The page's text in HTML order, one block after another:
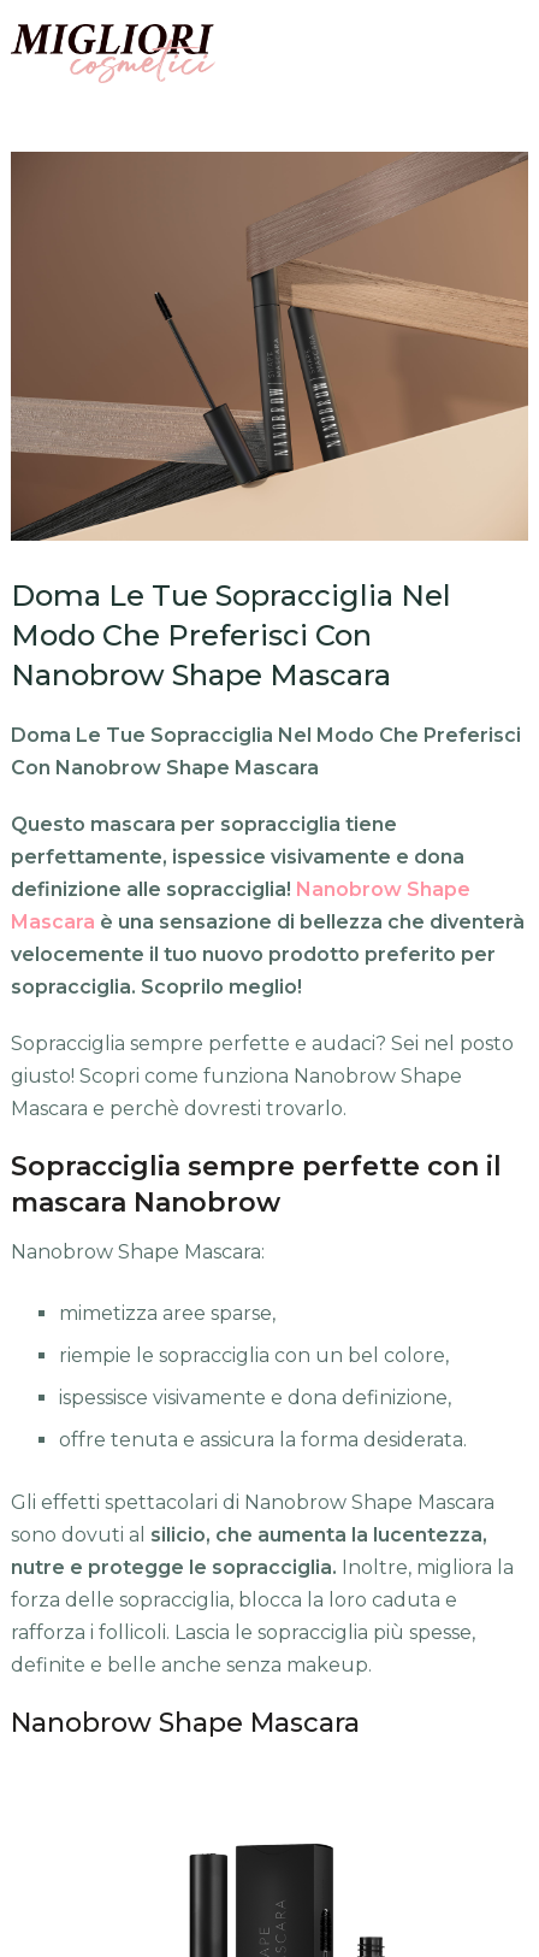
Doma Le Tue Sopracciglia Nel
Modo Che Preferisci Con
Nanobrow Shape Mascara
Doma Le Tue Sopracciglia Nel Modo Che Preferisci
Con Nanobrow Shape Mascara
Questo mascara per sopracciglia tiene
perfettamente, ispessice visivamente e dona
definizione alle sopracciglia! Nanobrow Shape
Mascara è una sensazione di bellezza che diventerà
velocemente il tuo nuovo prodotto preferito per
sopracciglia. Scoprilo meglio!
Sopracciglia sempre perfette e audaci? Sei nel posto
giusto! Scopri come funziona Nanobrow Shape
Mascara e perchè dovresti trovarlo.
Sopracciglia sempre perfette con il
mascara Nanobrow
Nanobrow Shape Mascara:
mimetizza aree sparse,
riempie le sopracciglia con un bel colore,
ispessisce visivamente e dona definizione,
offre tenuta e assicura la forma desiderata.
Gli effetti spettacolari di Nanobrow Shape Mascara
sono dovuti al silicio, che aumenta la lucentezza,
nutre e protegge le sopracciglia. Inoltre, migliora la
forza delle sopracciglia, blocca la loro caduta e
rafforza i follicoli. Lascia le sopracciglia più spesse,
definite e belle anche senza makeup.
Nanobrow Shape Mascara